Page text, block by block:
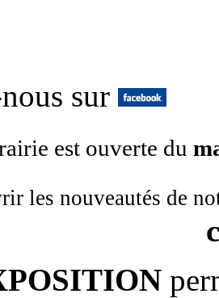
sur
est ouverte du
les nouveautés de